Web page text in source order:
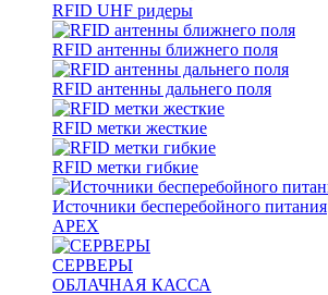
RFID UHF ридеры
RFID антенны ближнего поля
RFID антенны дальнего поля
RFID метки жесткие
RFID метки гибкие
Источники бесперебойного питания
APEX
СЕРВЕРЫ
ОБЛАЧНАЯ КАССА